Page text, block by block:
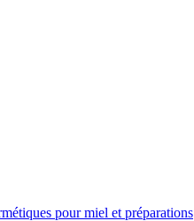
pour miel et préparations